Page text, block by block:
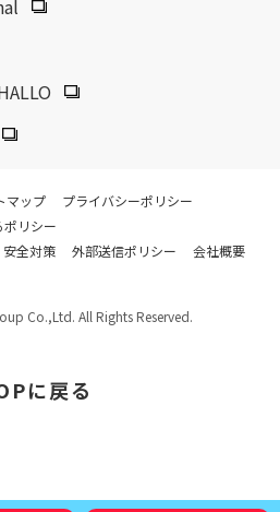
マップ
プライバシーポリシー
リシー
全対策
外部送信ポリシー
会社概要
Co.,Ltd. All Rights Reserved.
に戻る